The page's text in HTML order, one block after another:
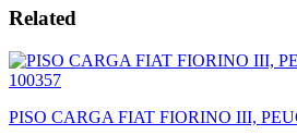
Related
PISO CARGA FIAT FIORINO III,